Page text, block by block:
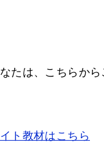
たは、こちらから
ト教材はこちら